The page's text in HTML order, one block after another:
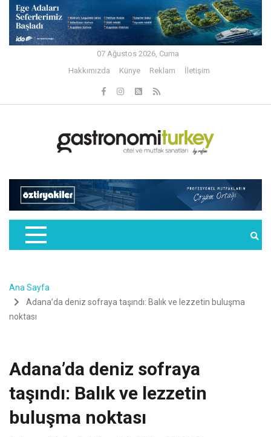
07 Ağustos 2026, Cuma
Hakkımızda
Künye Reklam İletişim
Ana Sayfa
Adana’da deniz sofraya taşındı: Balık ve lezzetin buluşma
noktası
Adana’da deniz sofraya
taşındı: Balık ve lezzetin
buluşma noktası